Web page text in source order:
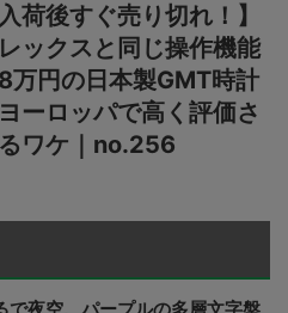
入荷後すぐ売り切れ！】
ックスと同じ操作機能
万円の日本製GMT時計
ーロッパで高く評価さ
ワケ｜no.256